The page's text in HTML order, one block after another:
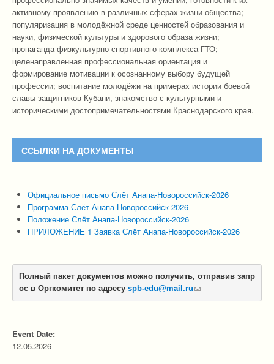
активному проявлению в различных сферах жизни общества;
популяризация в молодёжной среде ценностей образования и
науки, физической культуры и здорового образа жизни;
пропаганда физкультурно-спортивного комплекса ГТО;
целенаправленная профессиональная ориентация и
формирование мотивации к осознанному выбору будущей
профессии; воспитание молодёжи на примерах истории боевой
славы защитников Кубани, знакомство с культурными и
историческими достопримечательностями Краснодарского края.
ССЫЛКИ НА ДОКУМЕНТЫ
Официальное письмо Слёт Анапа-Новороссийск-2026
Программа Слёт Анапа-Новороссийск-2026
Положение Слёт Анапа-Новороссийск-2026
ПРИЛОЖЕНИЕ 1 Заявка Слёт Анапа-Новороссийск-2026
Полный пакет документов можно получить, отправив запр
ос в Оргкомитет по адресу spb-edu@mail.ru (link sends e-mail)
Event Date:
12.05.2026